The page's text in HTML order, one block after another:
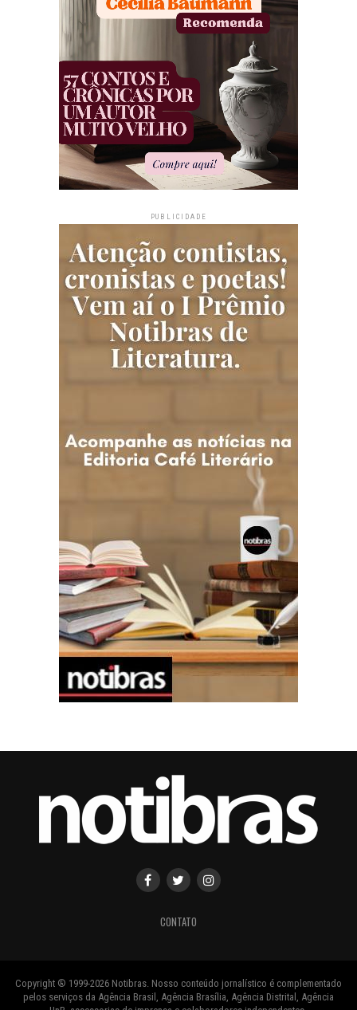
PUBLICIDADE
CONTATO
Copyright ® 1999-2026 Notibras. Nosso conteúdo jornalístico é complementado
pelos serviços da Agência Brasil, Agência Brasília, Agência Distrital, Agência